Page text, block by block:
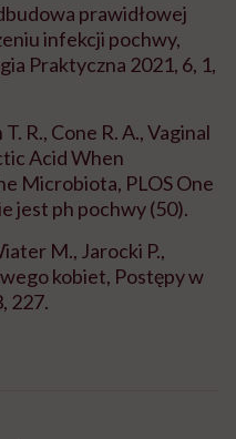
prawidłowej
infekcji pochwy,
Praktyczna 2021, 6, 1,
R., Cone R. A., Vaginal
Acid When
Microbiota, PLOS One
jest ph pochwy (50).
M., Jarocki P.,
kobiet, Postępy w
227.